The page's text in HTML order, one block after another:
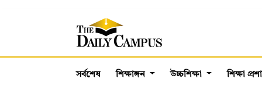
সর্বশেষ শিক্ষাঙ্গন উচ্চশিক্ষা শিক্ষা